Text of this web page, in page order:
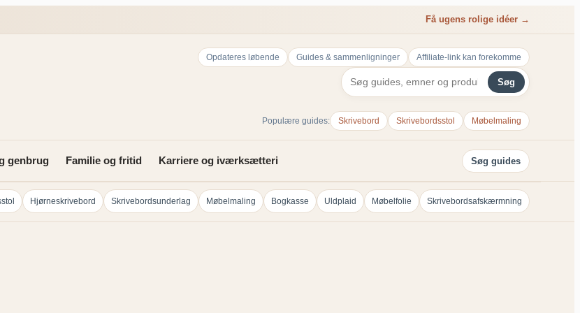
Få ugens rolige idéer →
Opdateres løbende Guides & sammenligninger Affiliate-link kan forekomme
Søg
Populære guides: Skrivebord Skrivebordsstol Møbelmaling
genbrug Familie og fritid Karriere og iværksætteri Søg guides
Hjørneskrivebord Skrivebordsunderlag Møbelmaling Bogkasse Uldplaid Møbelfolie Skrivebordsafskærmning